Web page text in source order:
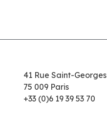
41 Rue Saint-Georges
75 009 Paris
+33 (0)6 19 39 53 70